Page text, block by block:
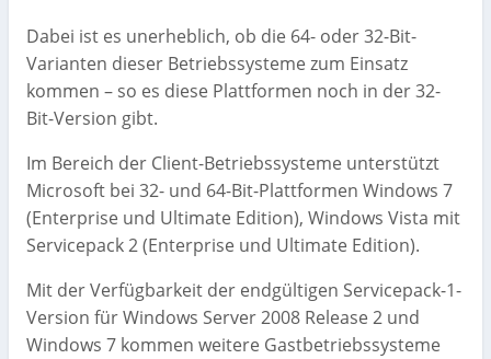
Dabei ist es unerheblich, ob die 64- oder 32-Bit-
Varianten dieser Betriebssysteme zum Einsatz
kommen – so es diese Plattformen noch in der 32-
Bit-Version gibt.
Im Bereich der Client-Betriebssysteme unterstützt
Microsoft bei 32- und 64-Bit-Plattformen Windows 7
(Enterprise und Ultimate Edition), Windows Vista mit
Servicepack 2 (Enterprise und Ultimate Edition).
Mit der Verfügbarkeit der endgültigen Servicepack-1-
Version für Windows Server 2008 Release 2 und
Windows 7 kommen weitere Gastbetriebssysteme